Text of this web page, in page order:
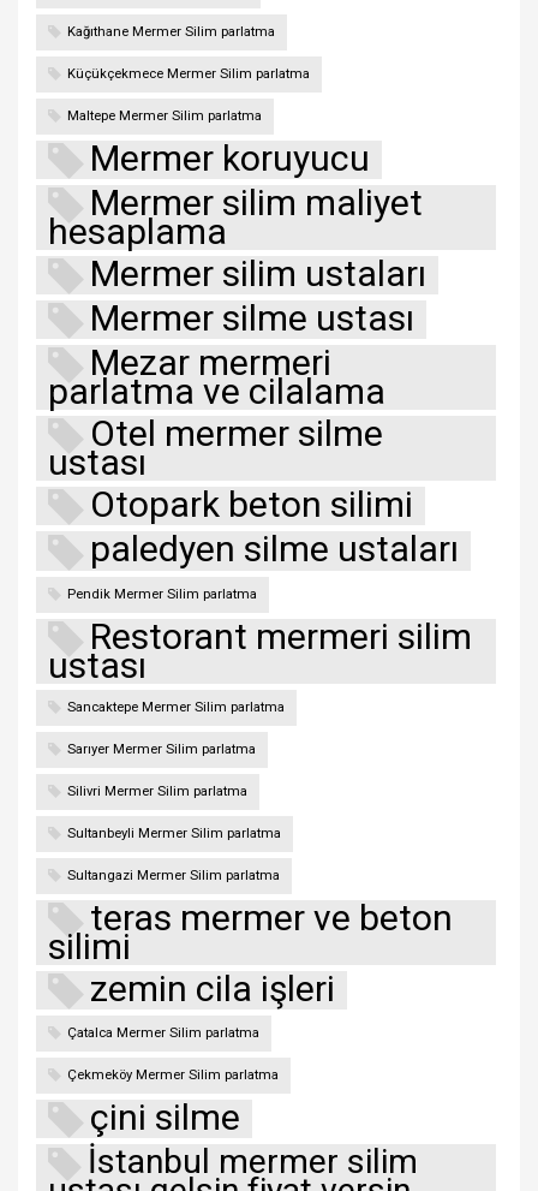
Kağıthane Mermer Silim parlatma
Küçükçekmece Mermer Silim parlatma
Maltepe Mermer Silim parlatma
Mermer koruyucu
Mermer silim maliyet
hesaplama
Mermer silim ustaları
Mermer silme ustası
Mezar mermeri
parlatma ve cilalama
Otel mermer silme
ustası
Otopark beton silimi
paledyen silme ustaları
Pendik Mermer Silim parlatma
Restorant mermeri silim
ustası
Sancaktepe Mermer Silim parlatma
Sarıyer Mermer Silim parlatma
Silivri Mermer Silim parlatma
Sultanbeyli Mermer Silim parlatma
Sultangazi Mermer Silim parlatma
teras mermer ve beton
silimi
zemin cila işleri
Çatalca Mermer Silim parlatma
Çekmeköy Mermer Silim parlatma
çini silme
İstanbul mermer silim